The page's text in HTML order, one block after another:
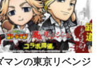
マンの東京リベンジ